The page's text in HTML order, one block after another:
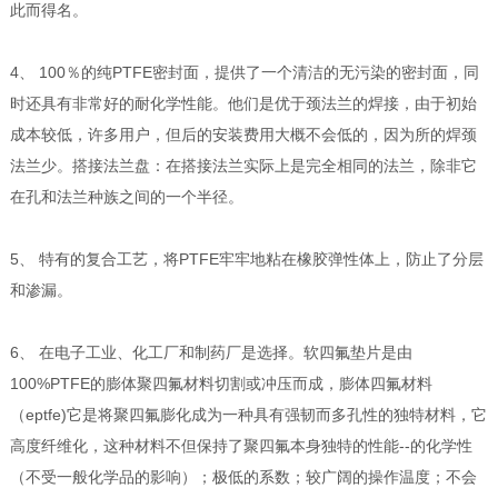
此而得名。
4、 100％的纯PTFE密封面，提供了一个清洁的无污染的密封面，同
时还具有非常好的耐化学性能。他们是优于颈法兰的焊接，由于初始
成本较低，许多用户，但后的安装费用大概不会低的，因为所的焊颈
法兰少。搭接法兰盘：在搭接法兰实际上是完全相同的法兰，除非它
在孔和法兰种族之间的一个半径。
5、 特有的复合工艺，将PTFE牢牢地粘在橡胶弹性体上，防止了分层
和渗漏。
6、 在电子工业、化工厂和制药厂是选择。软四氟垫片是由
100%PTFE的膨体聚四氟材料切割或冲压而成，膨体四氟材料
（eptfe)它是将聚四氟膨化成为一种具有强韧而多孔性的独特材料，它
高度纤维化，这种材料不但保持了聚四氟本身独特的性能--的化学性
（不受一般化学品的影响）；极低的系数；较广阔的操作温度；不会